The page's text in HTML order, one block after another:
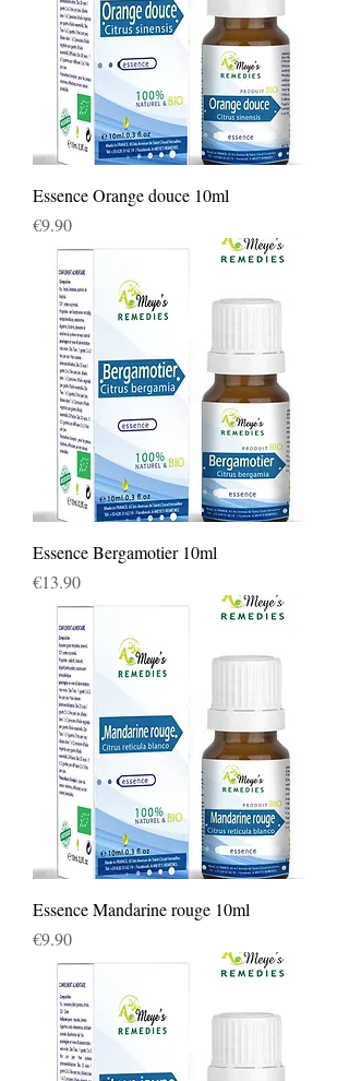
Essence Orange douce 10ml
Price
€9.90
Essence Bergamotier 10ml
Price
€13.90
Essence Mandarine rouge 10ml
Price
€9.90